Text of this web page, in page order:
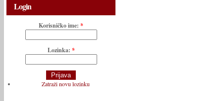
Login
Korisničko ime: *
Lozinka: *
Zatraži novu lozinku